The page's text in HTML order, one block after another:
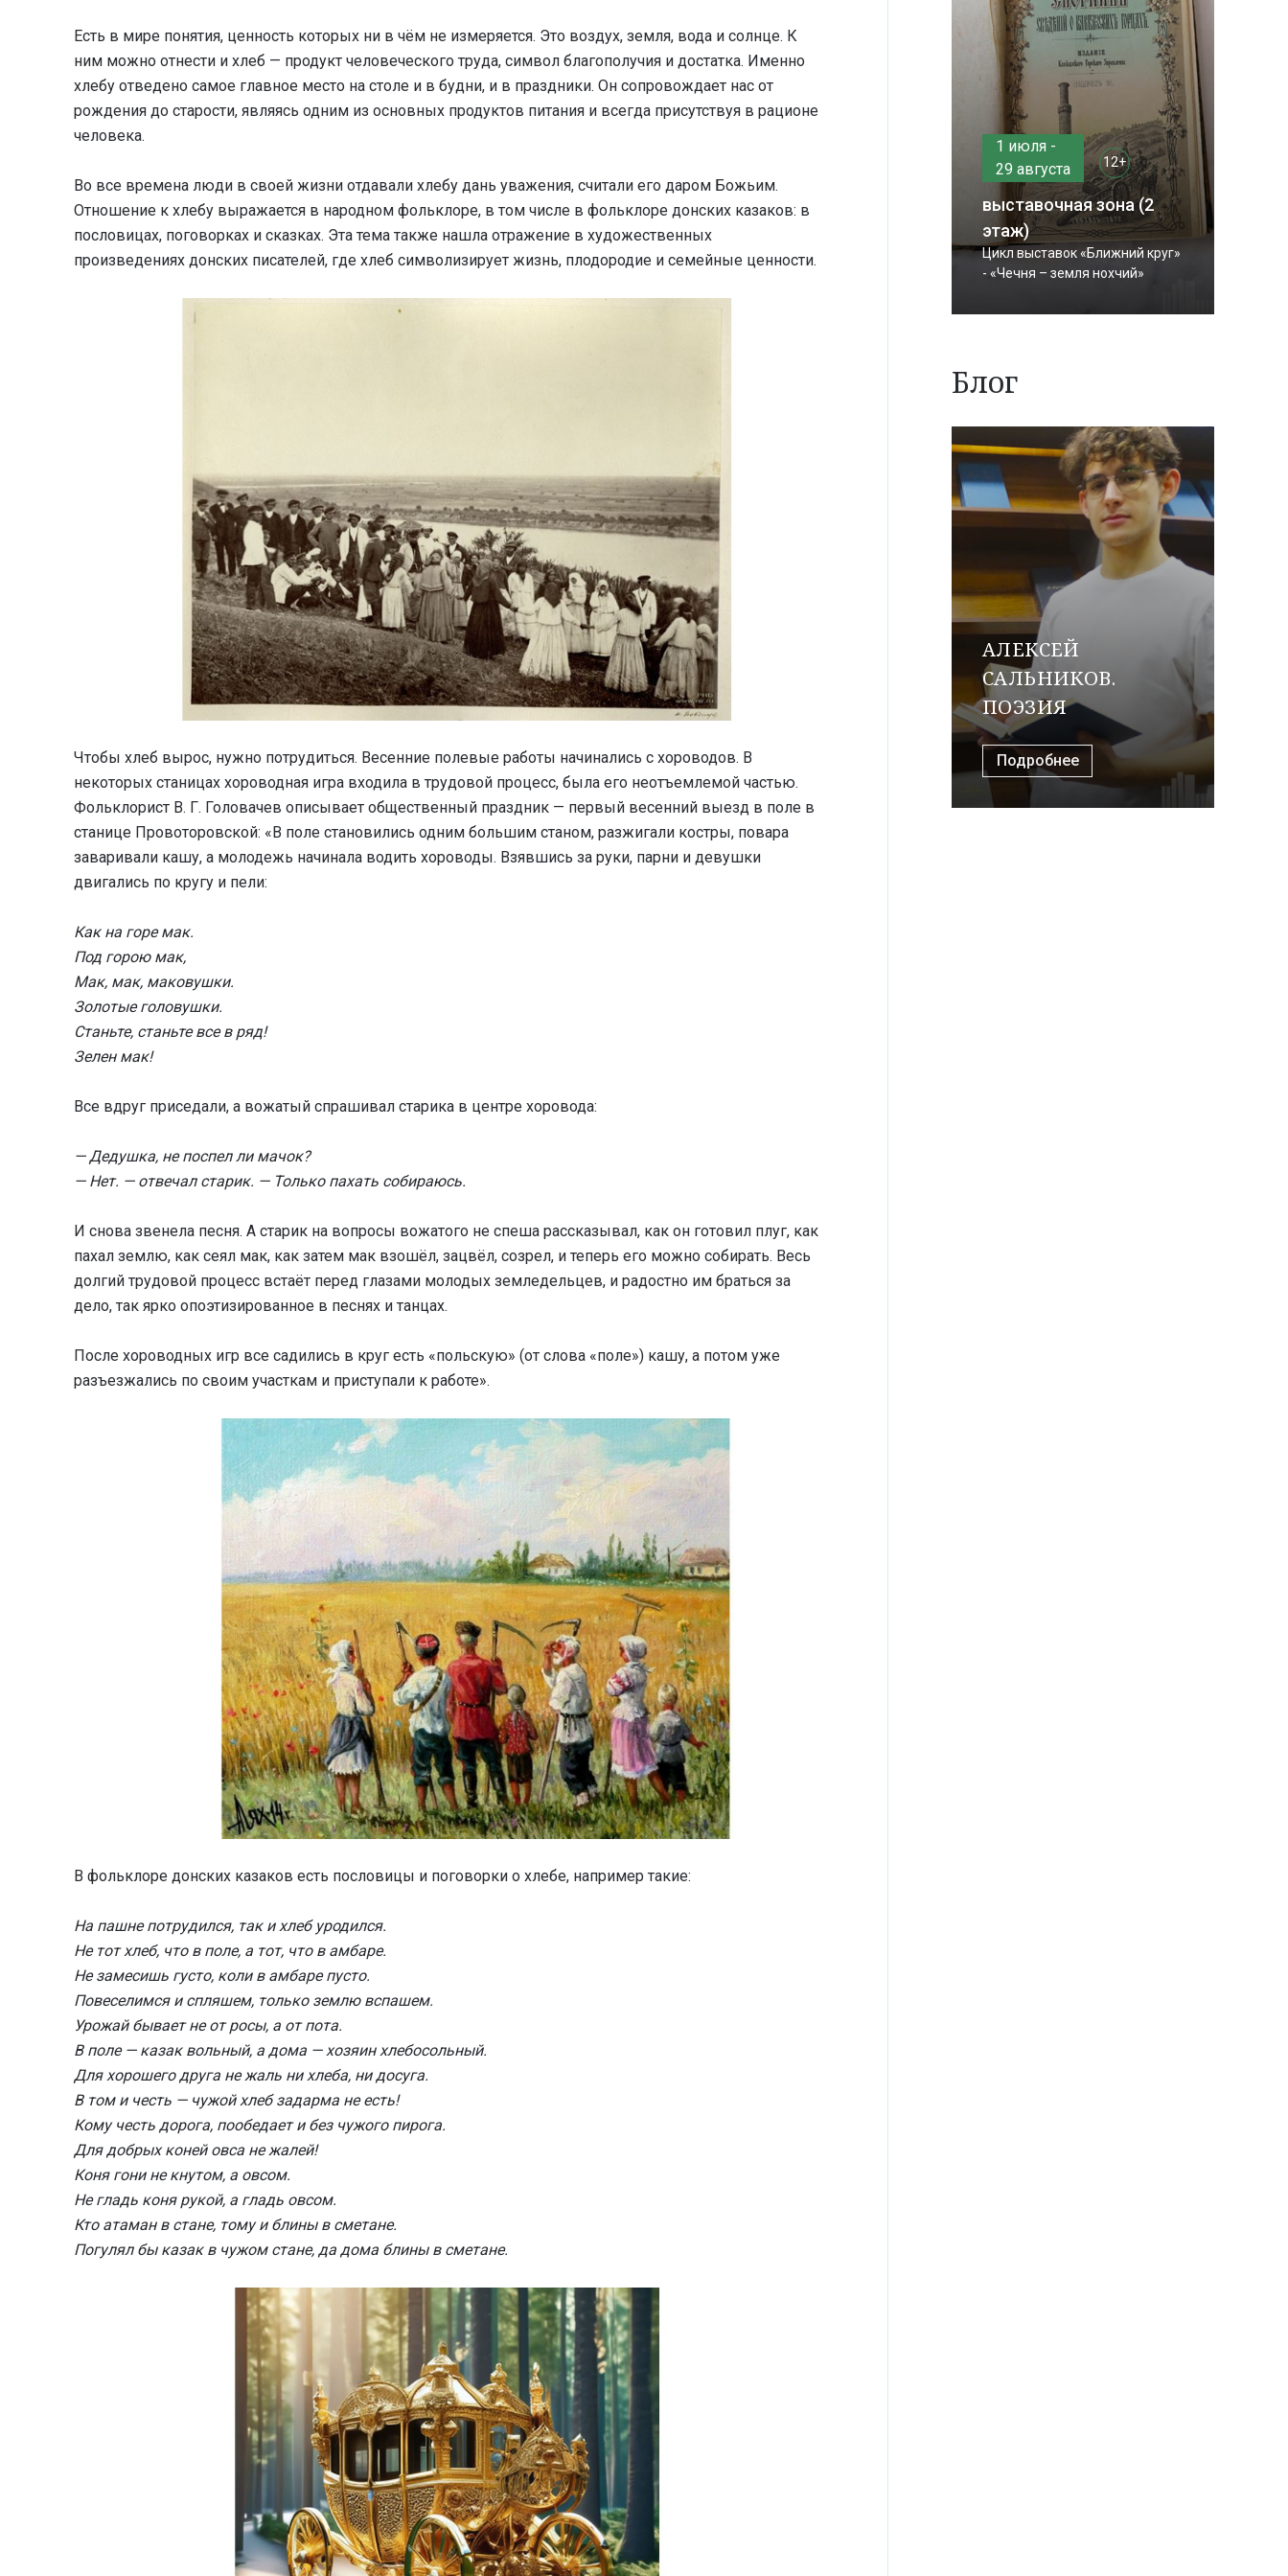
Есть в мире понятия, ценность которых ни в чём не измеряется. Это воздух, земля, вода и солнце. К
ним можно отнести и хлеб — продукт человеческого труда, символ благополучия и достатка. Именно
хлебу отведено самое главное место на столе и в будни, и в праздники. Он сопровождает нас от
рождения до старости, являясь одним из основных продуктов питания и всегда присутствуя в рационе
человека.
Во все времена люди в своей жизни отдавали хлебу дань уважения, считали его даром Божьим.
Отношение к хлебу выражается в народном фольклоре, в том числе в фольклоре донских казаков: в
пословицах, поговорках и сказках. Эта тема также нашла отражение в художественных
произведениях донских писателей, где хлеб символизирует жизнь, плодородие и семейные ценности.
Чтобы хлеб вырос, нужно потрудиться. Весенние полевые работы начинались с хороводов. В
некоторых станицах хороводная игра входила в трудовой процесс, была его неотъемлемой частью.
Фольклорист В. Г. Головачев описывает общественный праздник — первый весенний выезд в поле в
станице Провоторовской: «В поле становились одним большим станом, разжигали костры, повара
заваривали кашу, а молодежь начинала водить хороводы. Взявшись за руки, парни и девушки
двигались по кругу и пели:
Как на горе мак.
Под горою мак,
Мак, мак, маковушки.
Золотые головушки.
Станьте, станьте все в ряд!
Зелен мак!
Все вдруг приседали, а вожатый спрашивал старика в центре хоровода:
— Дедушка, не поспел ли мачок?
— Нет. — отвечал старик. — Только пахать собираюсь.
И снова звенела песня. А старик на вопросы вожатого не спеша рассказывал, как он готовил плуг, как
пахал землю, как сеял мак, как затем мак взошёл, зацвёл, созрел, и теперь его можно собирать. Весь
долгий трудовой процесс встаёт перед глазами молодых земледельцев, и радостно им браться за
дело, так ярко опоэтизированное в песнях и танцах.
После хороводных игр все садились в круг есть «польскую» (от слова «поле») кашу, а потом уже
разъезжались по своим участкам и приступали к работе».
В фольклоре донских казаков есть пословицы и поговорки о хлебе, например такие:
На пашне потрудился, так и хлеб уродился.
Не тот хлеб, что в поле, а тот, что в амбаре.
Не замесишь густо, коли в амбаре пусто.
Повеселимся и спляшем, только землю вспашем.
Урожай бывает не от росы, а от пота.
В поле — казак вольный, а дома — хозяин хлебосольный.
Для хорошего друга не жаль ни хлеба, ни досуга.
В том и честь — чужой хлеб задарма не есть!
Кому честь дорога, пообедает и без чужого пирога.
Для добрых коней овса не жалей!
Коня гони не кнутом, а овсом.
Не гладь коня рукой, а гладь овсом.
Кто атаман в стане, тому и блины в сметане.
Погулял бы казак в чужом стане, да дома блины в сметане.
1 июля -
29 августа
12+
выставочная зона (2
этаж)
Цикл выставок «Ближний круг»
- «Чечня – земля нохчий»
Блог
АЛЕКСЕЙ
САЛЬНИКОВ.
ПОЭЗИЯ
Подробнее